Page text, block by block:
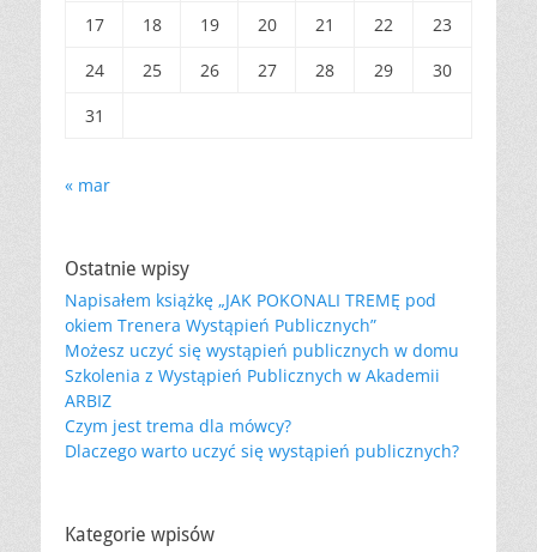
17
18 19 20 21 22
23
24
25 26 27 28 29
30
31
« mar
Ostatnie wpisy
Napisałem książkę „JAK POKONALI TREMĘ pod
okiem Trenera Wystąpień Publicznych”
Możesz uczyć się wystąpień publicznych w domu
Szkolenia z Wystąpień Publicznych w Akademii
ARBIZ
Czym jest trema dla mówcy?
Dlaczego warto uczyć się wystąpień publicznych?
Kategorie wpisów